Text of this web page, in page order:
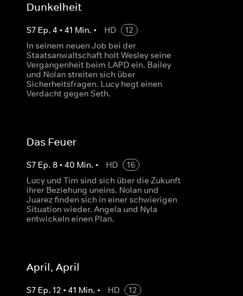
Dunkelheit
S7 Ep. 4 • 41 Min. • HD
12
In seinem neuen Job bei der
Staatsanwaltschaft holt Wesley seine
Vergangenheit beim LAPD ein. Bailey
und Nolan streiten sich über
Sicherheitsfragen. Lucy hegt einen
Verdacht gegen Seth.
Das Feuer
S7 Ep. 8• 40 Min. • HD
16
Lucy und Tim sind sich über die Zukunft
ihrer Beziehung uneins. Nolan und
Juarez finden sich in einer schwierigen
Situation wieder. Angela und Nyla
entwickeln einen Plan.
April, April
S7 Ep. 12 • 41 Min. • HD
12